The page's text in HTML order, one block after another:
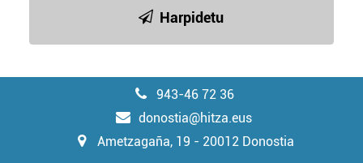
Harpidetu
943-46 72 36
donostia@hitza.eus
Ametzagaña, 19 - 20012 Donostia